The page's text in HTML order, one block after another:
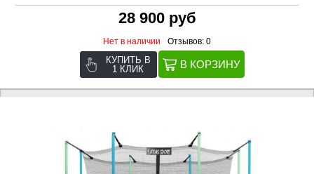
28 900 руб
Нет в наличии Отзывов: 0
КУПИТЬ В
1 КЛИК